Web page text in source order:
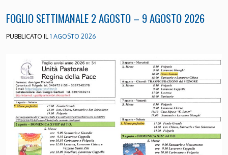
FOGLIO SETTIMANALE 2 AGOSTO – 9 AGOSTO 2026
PUBBLICATO IL 1 AGOSTO 2026